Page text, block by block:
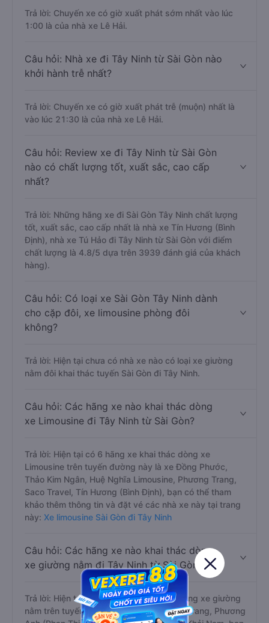
Trả lời: Chuyến xe có giờ xuất phát sớm nhất vào lúc
1:00 là của nhà xe Lê Hải.
Câu hỏi: Nhà xe đi Tây Ninh từ Sài Gòn nào
khởi hành trễ nhất?
Trả lời: Chuyến xe có giờ xuất phát trễ (muộn) nhất là
vào lúc 21:30 là của nhà xe Lê Hải.
Câu hỏi: Review xe đi Tây Ninh từ Sài Gòn
nào có chất lượng tốt, xuất sắc, cao cấp
nhất?
Trả lời: Những hãng xe đi Sài Gòn Tây Ninh chất lượng
tốt, xuất sắc, cao cấp nhất là nhà xe Tín Hương (Bình
Định), nhà xe Tú Hảo đi Tây Ninh từ Sài Gòn với điểm
chất lượng là 4.8/5 dựa trên 3939 đánh giá của khách
hàng).
Câu hỏi: Có loại xe Sài Gòn Tây Ninh dành
cho cặp đôi, xe limousine phòng đôi
không?
Trả lời: Hiện tại chưa có nhà xe nào có loại xe giường
nằm đôi khai thác tuyến Sài Gòn đi Tây Ninh.
Câu hỏi: Các hãng xe nào khai thác dòng
xe Limousine đi Tây Ninh từ Sài Gòn?
Trả lời: Hiện tại có 6 hãng xe khai thác dòng xe
Limousine trên tuyến đường này là xe Đồng Phước,
Thảo Kim Ngân, Huệ Nghĩa Limousine, Phương Trang,
Saco Travel, Tín Hương (Bình Định), bạn có thể tham
khảo thêm thông tin và đặt vé các nhà xe này tại trang
này: Xe limousine Sài Gòn đi Tây Ninh
Câu hỏi: Các hãng xe nào khai thác dòng
xe giường nằm đi Tây Ninh từ Sài Gòn?
Trả lời: Hiện tại có 4 hãng xe khai thác dòng xe giường
nằm trên tuyến đường này là xe Phương Trang, Phương